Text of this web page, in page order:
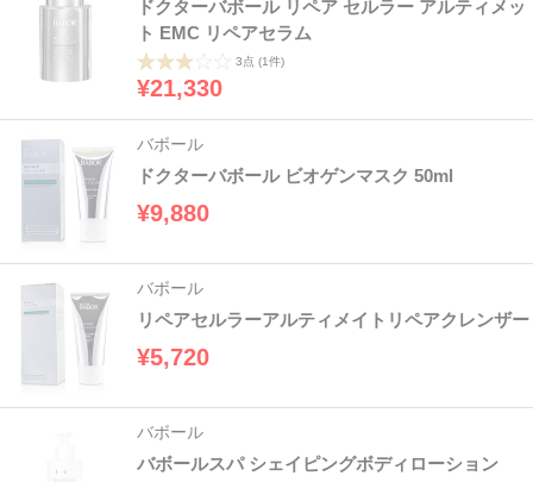
ドクターバボール リペア セルラー アルティメッ
ト EMC リペアセラム
3点 (1件)
¥21,330
バボール
ドクターバボール ビオゲンマスク 50ml
¥9,880
バボール
リペアセルラーアルティメイトリペアクレンザー
¥5,720
バボール
バボールスパ シェイピングボディローション